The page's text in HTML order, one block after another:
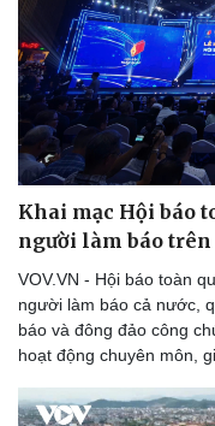
Khai mạc Hội báo
người làm báo trên
VOV.VN - Hội báo toàn
người làm báo cả nước,
báo và đông đảo công
hoạt động chuyên môn,